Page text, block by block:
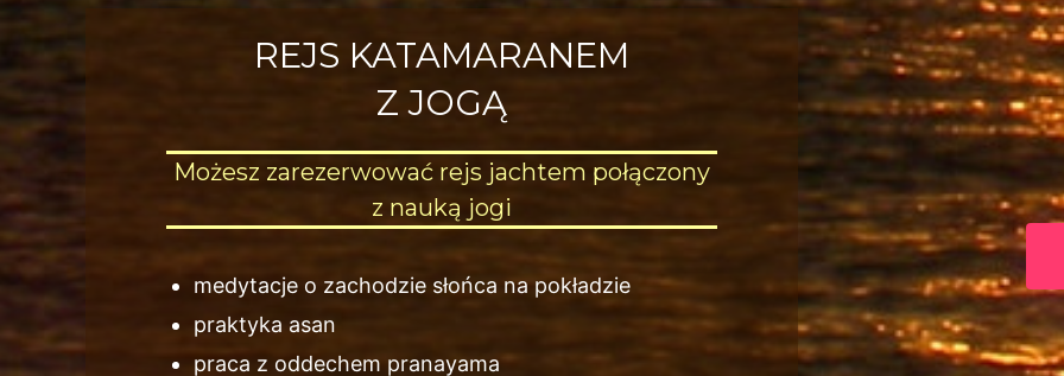
REJS KATAMARANEM
Z JOGĄ
Możesz zarezerwować rejs jachtem połączony
z nauką jogi
medytacje o zachodzie słońca na pokładzie
praktyka asan
praca z oddechem pranayama